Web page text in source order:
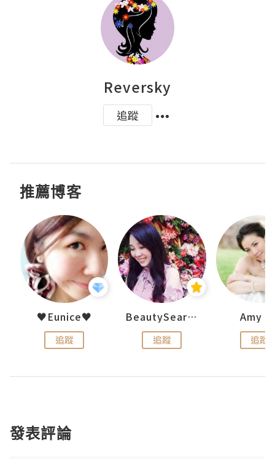
Reversky
追蹤
推薦博客
♥Eunice♥
追蹤
BeautySearch
追蹤
Amy
追蹤
發表評論